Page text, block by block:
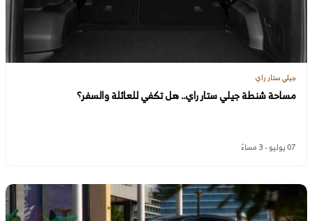
جيلي ستار راي
مساحة شنطة جيلي ستار راي.. هل تكفي للعائلة والسفر؟
07 يوليو - 3 مساءً